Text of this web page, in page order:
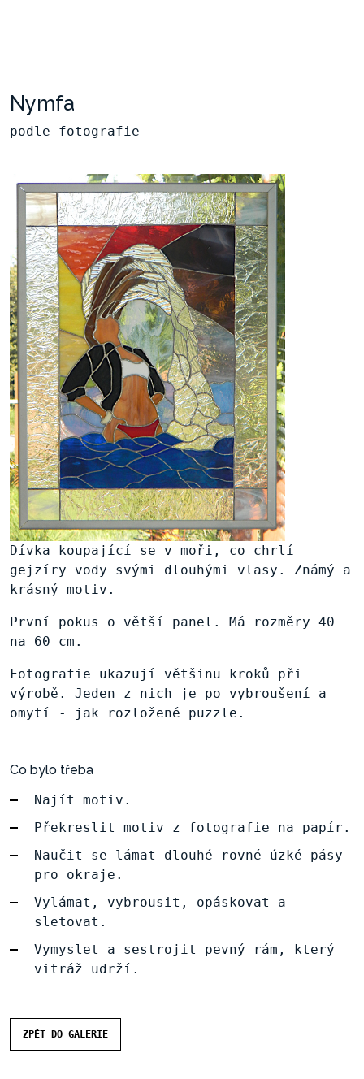
Nymfa
podle fotografie
Dívka koupající se v moři, co chrlí
gejzíry vody svými dlouhými vlasy. Známý a
krásný motiv.
První pokus o větší panel. Má rozměry 40
na 60 cm.
Fotografie ukazují většinu kroků při
výrobě. Jeden z nich je po vybroušení a
omytí - jak rozložené puzzle.
Co bylo třeba
Najít motiv.
Překreslit motiv z fotografie na papír.
Naučit se lámat dlouhé rovné úzké pásy
pro okraje.
Vylámat, vybrousit, opáskovat a
sletovat.
Vymyslet a sestrojit pevný rám, který
vitráž udrží.
ZPĚT DO GALERIE